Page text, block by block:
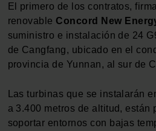
El primero de los contratos,
renovable Concord New
suministro e instalación de 24
de Cangfang, ubicado en el
provincia de Yunnan, al sur de
Las turbinas que se instalarán
a 3.400 metros de altitud, están
soportar entornos con bajas